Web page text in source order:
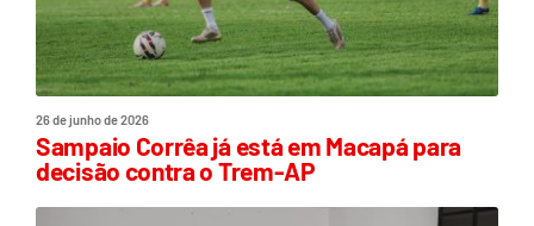
26 de junho de 2026
Sampaio Corrêa já está em Macapá para
decisão contra o Trem-AP